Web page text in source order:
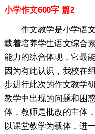
小学作文600字 篇2
作文教学是小学语文
载着培养学生语文综合
能力的综合体现，它最
因为有此认识，我校在
步进行此次的作文教学
教学中出现的问题和困
体，教师是批改的主体，
以课堂教学为载体，进